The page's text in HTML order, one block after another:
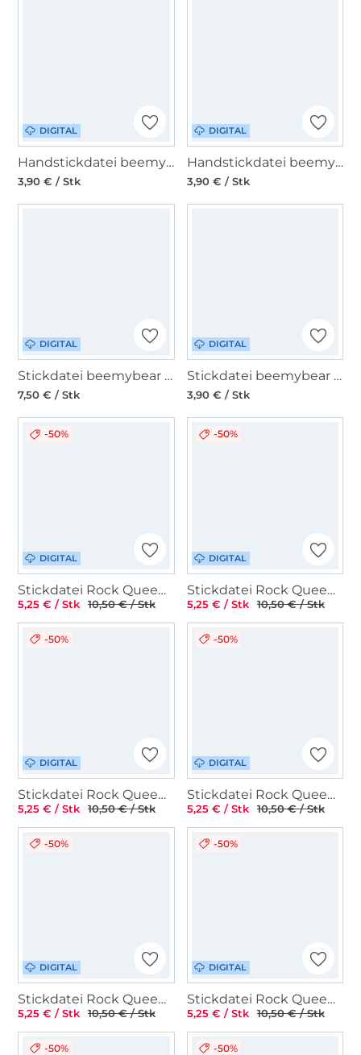
DIGITAL
Handstickdatei beemybear Glückspilz
3,90 € / Stk
DIGITAL
Handstickdatei beemybear Hase mit Blümchen
3,90 € / Stk
DIGITAL
Stickdatei beemybear Label Handmade
7,50 € / Stk
DIGITAL
Stickdatei beemybear Hier steckt ganz viel Liebe drin
3,90 € / Stk
DIGITAL
-50%
Stickdatei Rock Queen Handarbeitstaschen
5,25 € / Stk 10,50 € / Stk
DIGITAL
-50%
Stickdatei Rock Queen Monoline Gesichter Set klein
5,25 € / Stk 10,50 € / Stk
DIGITAL
-50%
Stickdatei Rock Queen ITH Taschen mit Blumen
5,25 € / Stk 10,50 € / Stk
DIGITAL
-50%
Stickdatei Rock Queen Waldtierset
5,25 € / Stk 10,50 € / Stk
DIGITAL
-50%
Stickdatei Rock Queen Mini-Taschen Schlüsselanhänger
5,25 € / Stk 10,50 € / Stk
DIGITAL
-50%
Stickdatei Rock Queen ITH Tasche mit Reißverschluss Mitte
5,25 € / Stk 10,50 € / Stk
-50% -50%